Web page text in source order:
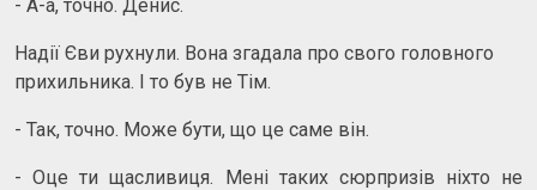
- А-а, точно. Денис.
Надії Єви рухнули. Вона згадала про свого головного
прихильника. І то був не Тім.
- Так, точно. Може бути, що це саме він.
- Оце ти щасливиця. Мені таких сюрпризів ніхто не